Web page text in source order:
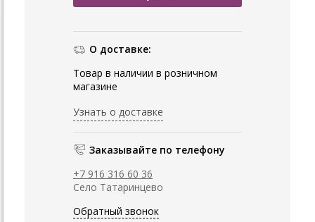
О доставке:
Товар в наличии в розничном
магазине
Узнать о доставке
Заказывайте по телефону
+7 916 316 60 36
Село Татаринцево
Обратный звонок